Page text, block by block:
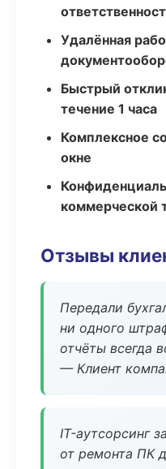
Удалённая
Быстрый
течение 1 часа
Комплексное
окне
коммерческой
Отзывы
Передали
ни одного
отчёты всегда
— Клиент
IT-аутсорсинг
от ремонта ПК